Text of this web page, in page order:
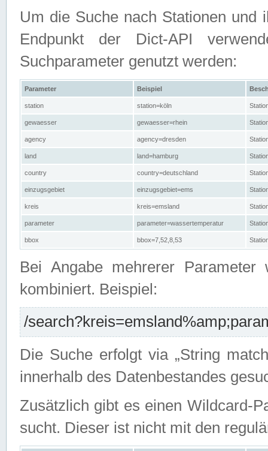
Um die Suche nach Stationen und
Endpunkt der Dict-API
Suchparameter genutzt werden:
Parameter Beispiel
station station=köln
gewaesser gewaesser=rhein
agency agency=dresden
land land=hamburg
country country=deutschland
einzugsgebiet einzugsgebiet=ems
kreis kreis=emsland
parameter parameter=wassertemperatur
bbox bbox=7,52,8,53
Bei Angabe mehrerer Parameter
kombiniert. Beispiel:
/
Die Suche erfolgt via „String
innerhalb des Datenbestandes
Zusätzlich gibt es einen Wildcard-
sucht. Dieser ist nicht mit den